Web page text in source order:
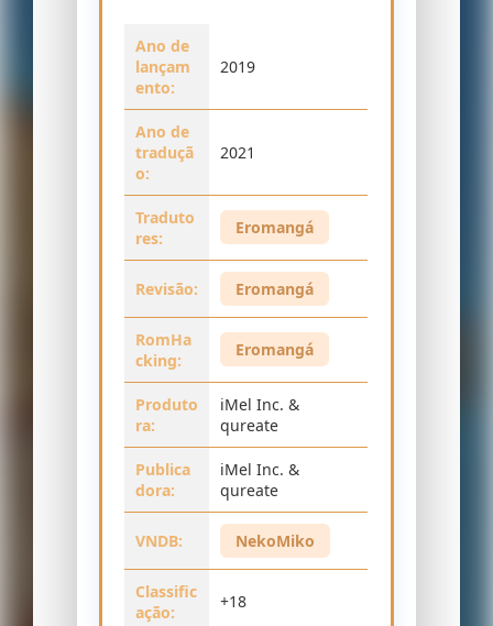
Ano de
lançam
ento:
2019
Ano de
traduçã
o:
2021
Traduto
res:
Eromangá
Revisão: Eromangá
RomHa
cking:
Eromangá
Produto
ra:
iMel Inc. &
qureate
Publica
dora:
iMel Inc. &
qureate
VNDB: NekoMiko
Classific
ação:
+18